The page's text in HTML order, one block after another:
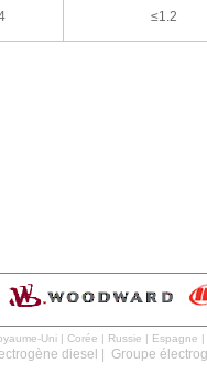
≤1.2
Uni | Corée | Russie | Espagne |
diesel Groupe